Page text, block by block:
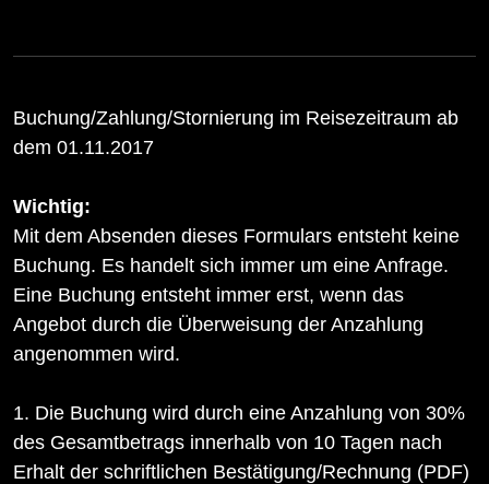
Buchung/Zahlung/Stornierung im Reisezeitraum ab
dem 01.11.2017
Wichtig:
Mit dem Absenden dieses Formulars entsteht keine
Buchung. Es handelt sich immer um eine Anfrage.
Eine Buchung entsteht immer erst, wenn das
Angebot durch die Überweisung der Anzahlung
angenommen wird.
1. Die Buchung wird durch eine Anzahlung von 30%
des Gesamtbetrags innerhalb von 10 Tagen nach
Erhalt der schriftlichen Bestätigung/Rechnung (PDF)